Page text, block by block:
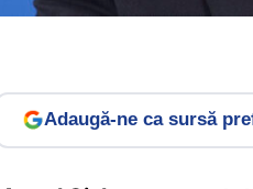
Adaugă-ne ca sursă